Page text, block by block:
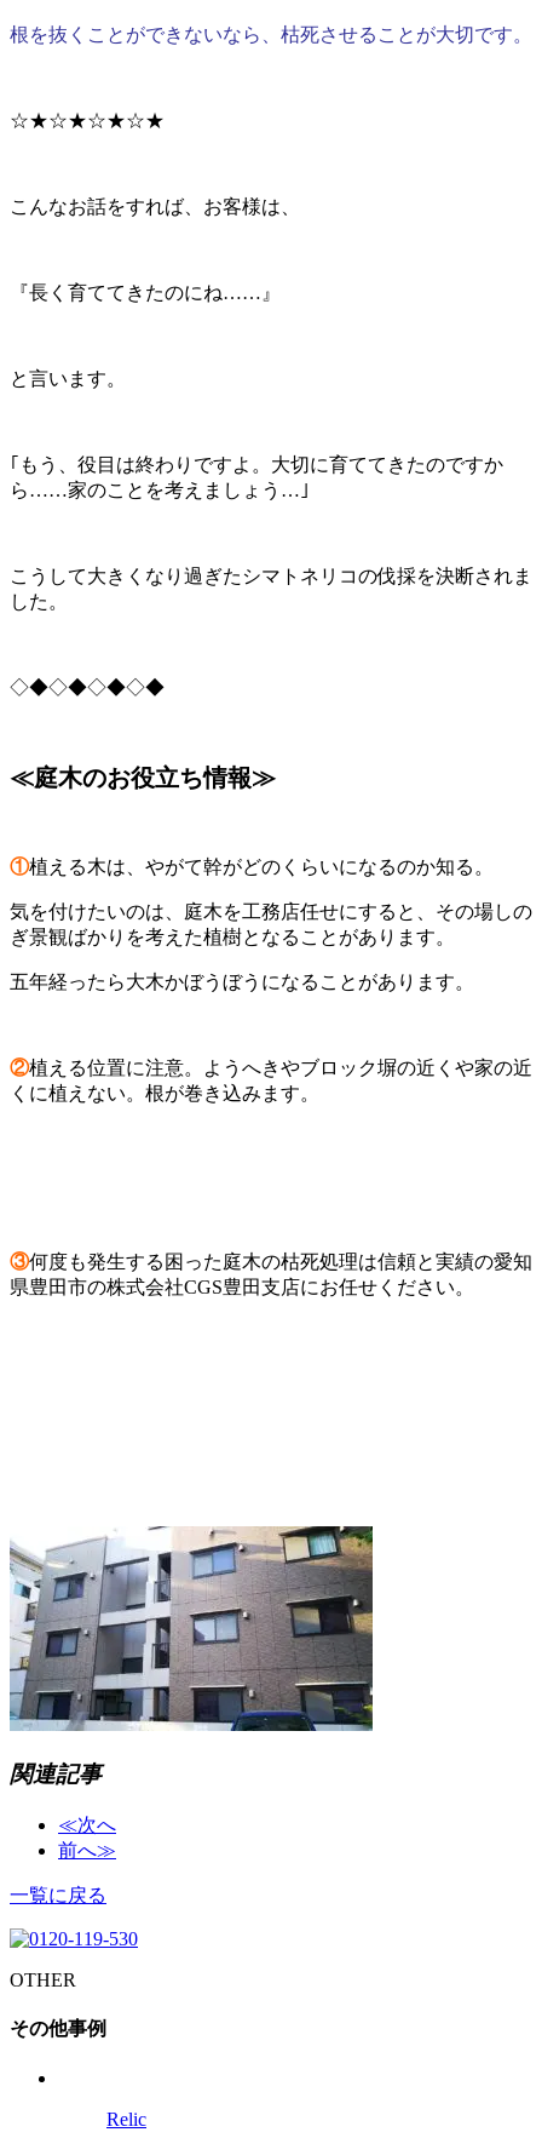
根を抜くことができないなら、枯死させることが大切です。
☆★☆★☆★☆★
こんなお話をすれば、お客様は、
『長く育ててきたのにね……』
と言います。
｢もう、役目は終わりですよ。大切に育ててきたのですか
ら……家のことを考えましょう…｣
こうして大きくなり過ぎたシマトネリコの伐採を決断されま
した。
◇◆◇◆◇◆◇◆
≪庭木のお役立ち情報≫
①植える木は、やがて幹がどのくらいになるのか知る。
気を付けたいのは、庭木を工務店任せにすると、その場しの
ぎ景観ばかりを考えた植樹となることがあります。
五年経ったら大木かぼうぼうになることがあります。
②植える位置に注意。ようへきやブロック塀の近くや家の近
くに植えない。根が巻き込みます。
③何度も発生する困った庭木の枯死処理は信頼と実績の愛知
県豊田市の株式会社CGS豊田支店にお任せください。
関連記事
≪次へ
前へ≫
一覧に戻る
OTHER
その他事例
Relic